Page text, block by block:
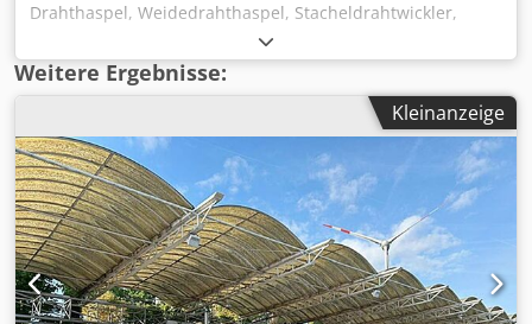
Drahthaspel, Weidedrahthaspel, Stacheldrahtwickler,
Drahtwickler, Drahtwickelmaschine, Weidezaunwickler,
Aufwickelgerät -Trommel Durchmesser: 800 mm -Trommel
Breite: 990 mm -Antrieb: hydraulisch -das Gerät könnte mit
ensprechender Aufnahme mit Frontlader oder
Dreipunktaufnahme benutzt werden -ohne
Frontladeraufnahme und Hydraulikanschlüsse Chjdpfx
Aaexvh Hueioa -Abmessungen: 1020/1450/H830 mm -
Gewicht: 318 kg
Weitere Ergebnisse:
Kleinanzeige